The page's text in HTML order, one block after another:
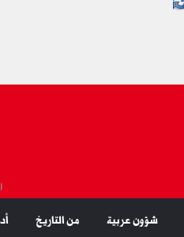
شؤون عربية من التاريخ